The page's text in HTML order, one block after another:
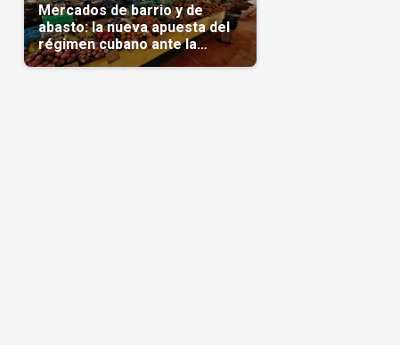
Mercados de barrio y de
abasto: la nueva apuesta del
régimen cubano ante la
escasez